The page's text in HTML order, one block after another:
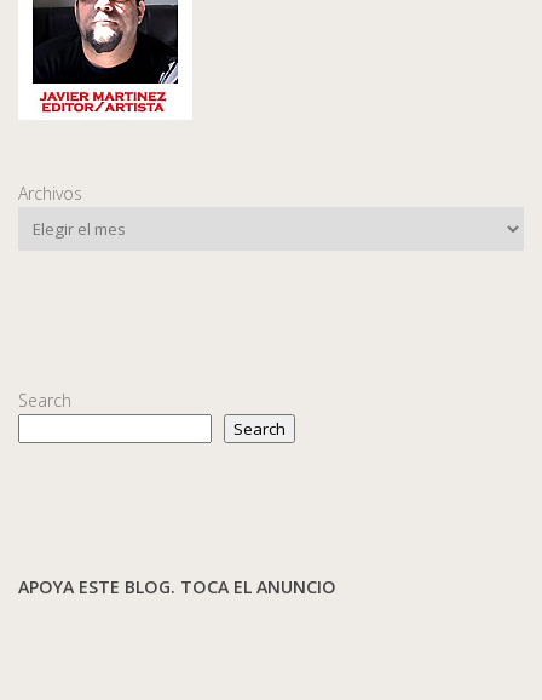
Archivos
Search
Search
APOYA ESTE BLOG. TOCA EL ANUNCIO